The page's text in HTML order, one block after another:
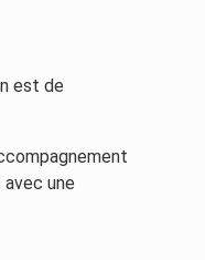
est de
une